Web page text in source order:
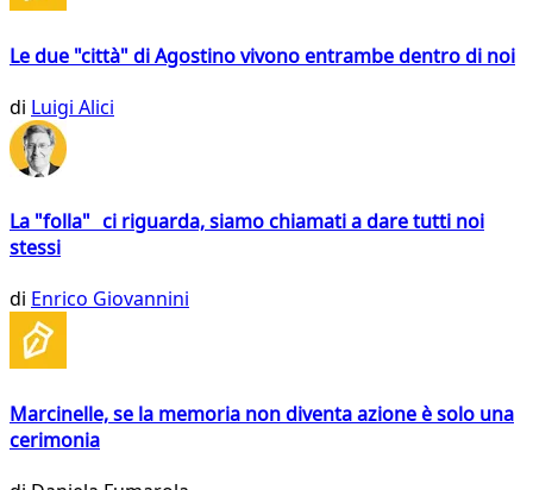
Le due "città" di Agostino vivono entrambe dentro di noi
di Luigi Alici
La "folla" ci riguarda, siamo chiamati a dare tutti noi
stessi
di Enrico Giovannini
Marcinelle, se la memoria non diventa azione è solo una
cerimonia